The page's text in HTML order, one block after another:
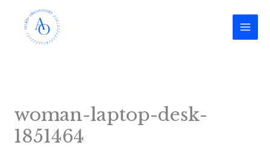
inhoud
woman-laptop-desk-
1851464